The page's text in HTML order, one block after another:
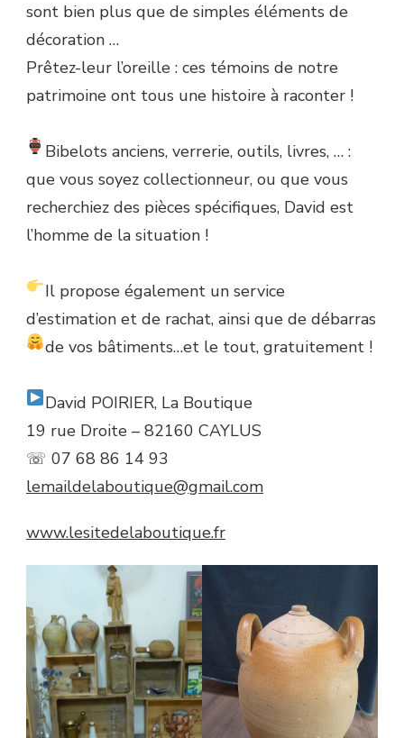
sont bien plus que de simples éléments de
décoration …
Prêtez-leur l’oreille : ces témoins de notre
patrimoine ont tous une histoire à raconter !
Bibelots anciens, verrerie, outils, livres, … :
que vous soyez collectionneur, ou que vous
recherchiez des pièces spécifiques, David est
l’homme de la situation !
Il propose également un service
d’estimation et de rachat, ainsi que de débarras
de vos bâtiments…et le tout, gratuitement !
David POIRIER, La Boutique
19 rue Droite – 82160 CAYLUS
☏ 07 68 86 14 93
lemaildelaboutique@gmail.com
www.lesitedelaboutique.fr